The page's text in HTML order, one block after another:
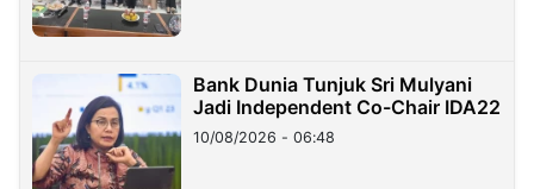
Bank Dunia Tunjuk Sri Mulyani
Jadi Independent Co-Chair IDA22
10/08/2026 - 06:48